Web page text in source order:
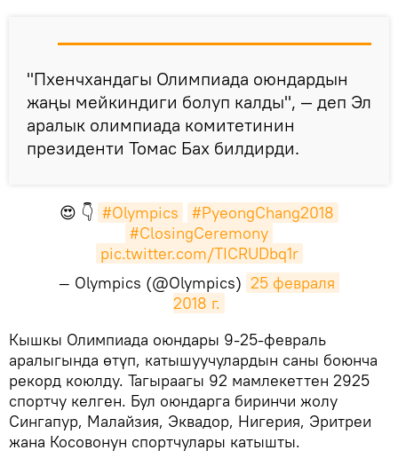
"Пхенчхандагы Олимпиада оюндардын
жаңы мейкиндиги болуп калды", — деп Эл
аралык олимпиада комитетинин
президенти Томас Бах билдирди.
😍 👇 #Olympics
#PyeongChang2018
#ClosingCeremony
pic.twitter.com/TICRUDbq1r
— Olympics (@Olympics) 25 февраля
2018 г.
​Кышкы Олимпиада оюндары 9-25-февраль
аралыгында өтүп, катышуучулардын саны боюнча
рекорд коюлду. Тагыраагы 92 мамлекеттен 2925
спортчу келген. Бул оюндарга биринчи жолу
Сингапур, Малайзия, Эквадор, Нигерия, Эритреи
жана Косовонун спортчулары катышты.